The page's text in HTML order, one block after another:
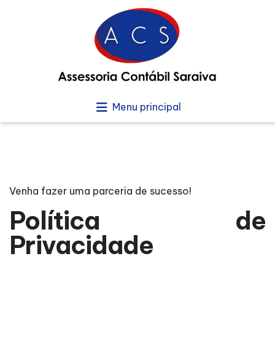
Menu principal
Venha fazer uma parceria de sucesso!
Política de
Privacidade